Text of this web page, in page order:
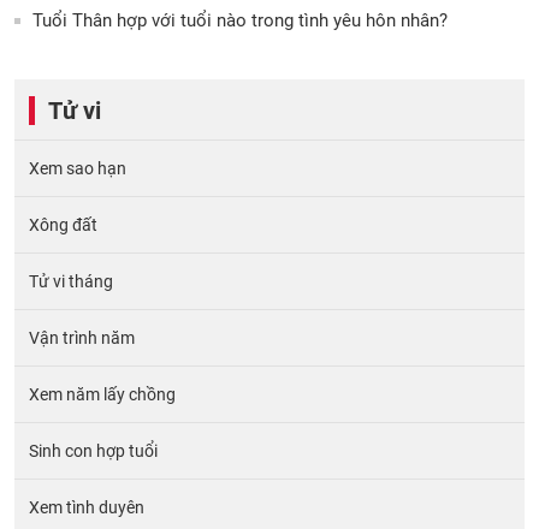
Tuổi Thân hợp với tuổi nào trong tình yêu hôn nhân?
Tử vi
Xem sao hạn
Xông đất
Tử vi tháng
Vận trình năm
Xem năm lấy chồng
Sinh con hợp tuổi
Xem tình duyên